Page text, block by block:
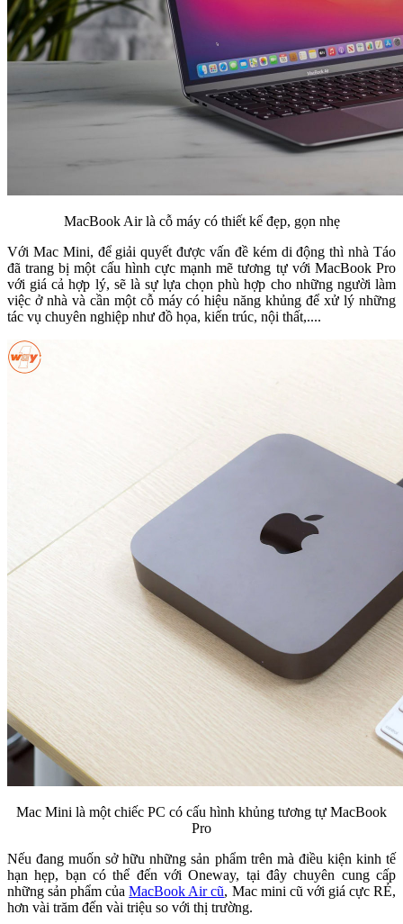
MacBook Air là cỗ máy có thiết kế đẹp, gọn nhẹ
Với Mac Mini, để giải quyết được vấn đề kém di động thì nhà Táo
đã trang bị một cấu hình cực mạnh mẽ tương tự với MacBook Pro
với giá cả hợp lý, sẽ là sự lựa chọn phù hợp cho những người làm
việc ở nhà và cần một cỗ máy có hiệu năng khủng để xử lý những
tác vụ chuyên nghiệp như đồ họa, kiến trúc, nội thất,....
Mac Mini là một chiếc PC có cấu hình khủng tương tự MacBook
Pro
Nếu đang muốn sở hữu những sản phẩm trên mà điều kiện kinh tế
hạn hẹp, bạn có thể đến với Oneway, tại đây chuyên cung cấp
những sản phẩm củaMacBook Air cũ, Mac mini cũ với giá cực RẺ,
hơn vài trăm đến vài triệu so với thị trường.